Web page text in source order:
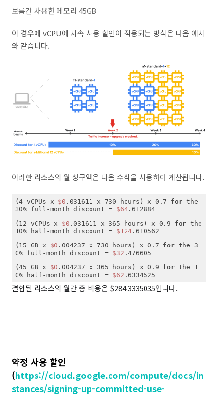
보름간 사용한 메모리 45GB
이 경우에 vCPU에 지속 사용 할인이 적용되는 방식은 다음 예시
와 같습니다.
이러한 리소스의 월 청구액은 다음 수식을 사용하여 계산됩니다.
(4 vCPUs x $0 .031611 x 730 hours) x 0.7 for the
30% full-month discount = $64
.612884
(12 vCPUs x $0 .031611 x 365 hours) x 0.9 for the
10% half-month discount = $124
(15 GB x $0 .004237 x 730 hours) x 0.7 for the 3
0% full-month discount = $32
(45 GB x $0 .004237 x 365 hours) x 0.9 for the 1
0% half-month discount = $62 .6334525
결합된 리소스의 월간 총 비용은 $284.3335035입니다.
약정 사용 할인
(https://cloud.google.com/compute/docs/in
stances/signing-up-committed-use-